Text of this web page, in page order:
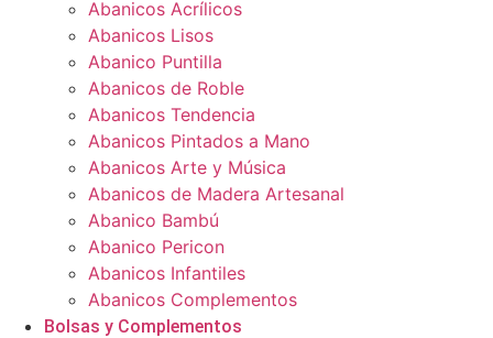
Abanicos Acrílicos
Abanicos Lisos
Abanico Puntilla
Abanicos de Roble
Abanicos Tendencia
Abanicos Pintados a Mano
Abanicos Arte y Música
Abanicos de Madera Artesanal
Abanico Bambú
Abanico Pericon
Abanicos Infantiles
Abanicos Complementos
Bolsas y Complementos